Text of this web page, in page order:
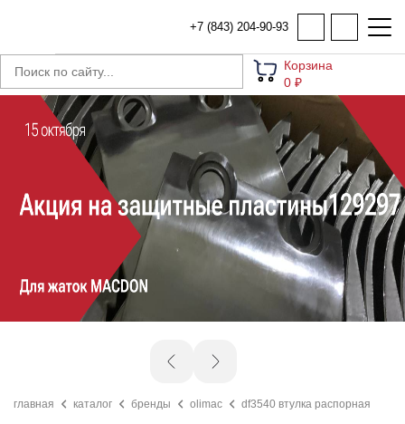
+7 (843) 204-90-93
Корзина
0 ₽
главная каталог бренды olimac df3540 втулка распорная